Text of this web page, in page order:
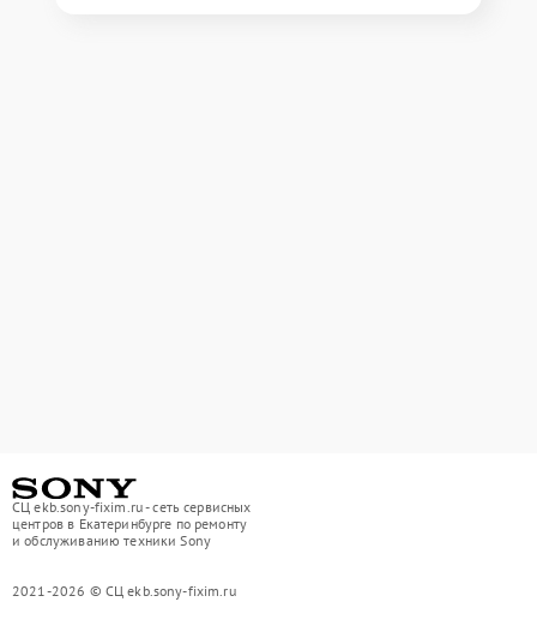
СЦ ekb.sony-fixim.ru - сеть сервисных
центров в Екатеринбурге по ремонту
и обслуживанию техники Sony
2021-2026 © СЦ ekb.sony-fixim.ru